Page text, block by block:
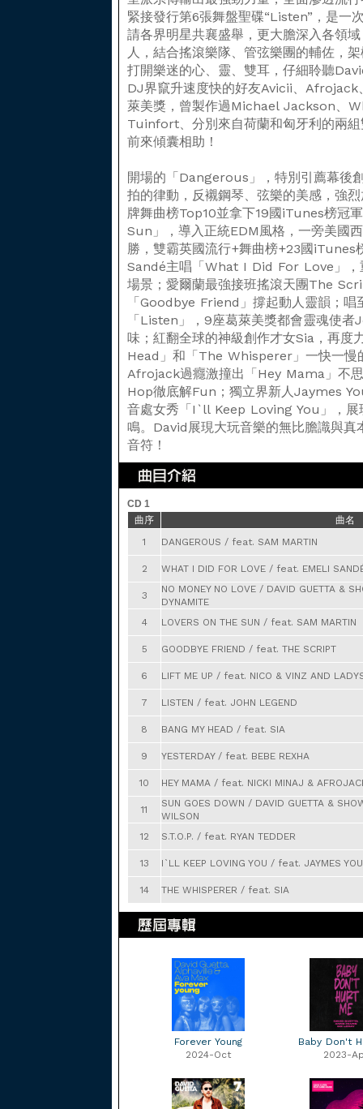
緊接發行第6張舞盤聖碟“Listen”，是一
請各界明星共襄盛舉，更大膽深入各領
人，結合搖滾樂隊、管弦樂團的輔佐，
打開樂迷的心、靈、雙耳，仔細聆聽
DJ界竄升速度快的好友Avicii、
萊美獎，曾製作過Michael Jackson、
Tuinfort、分別來自荷蘭和匈牙利的兩
前來傾囊相助！
開場的「Dangerous」，特別引薦幕後
拍的律動，反襯鋼琴、弦樂的美感，強
牌舞曲榜Top10並拿下19國iTunes榜冠
Sun」，導入正統EDM風格，一旁美國
勝，雙霸英國流行+舞曲榜+23國iTunes
Sandé主唱「What I Did For Love」
場景；愛爾蘭最強接班搖滾天團The
「Goodbye Friend」撐起動人靈韻；唱
「Listen」，9座葛萊美獎都會靈魂使
味；紅翻全球的神級創作才女Sia，再度
Head」和「The Whisperer」一快一
Afrojack過癮激撞出「Hey Mama」不
Hop徹底解Fun；獨立界新人Jaymes
音處女秀「I`ll Keep Loving You」，展
鳴。David展現大玩音樂的無比膽識與真
音符！
CD 1
曲序
曲名
1
DANGEROUS / feat. SAM MARTIN
2 WHAT I DID FOR LOVE / feat. EMELI
3
NO MONEY NO LOVE / DAVID GUETTA &
DYNAMITE
4
LOVERS ON THE SUN / feat. SAM MARTIN
5 GOODBYE FRIEND / feat. THE SCRIPT
6 LIFT ME UP / feat. NICO & VINZ AND
7 LISTEN / feat. JOHN LEGEND
8 BANG MY HEAD / feat. SIA
9 YESTERDAY / feat. BEBE REXHA
10 HEY MAMA / feat. NICKI MINAJ &
11
SUN GOES DOWN / DAVID GUETTA &
WILSON
12
S.T.O.P. / feat. RYAN TEDDER
13 I`LL KEEP LOVING YOU / feat. JAYMES
14 THE WHISPERER / feat. SIA
Forever Young
2024-Oct
Baby Don't
2023-